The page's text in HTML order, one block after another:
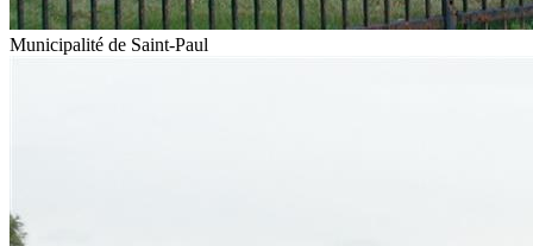
Municipalité de Saint-Paul